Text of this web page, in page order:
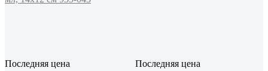
Последняя цена Последняя цена